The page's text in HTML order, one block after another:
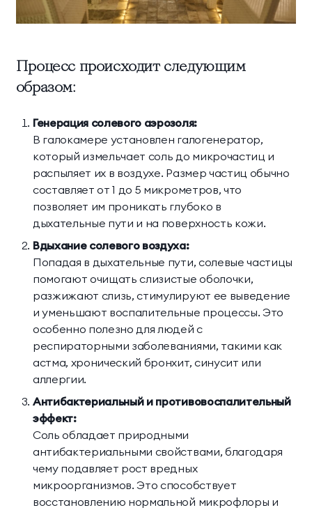
Процесс происходит следующим
образом:
Генерация солевого аэрозоля:
В галокамере установлен галогенератор,
который измельчает соль до микрочастиц и
распыляет их в воздухе. Размер частиц обычно
составляет от 1 до 5 микрометров, что
позволяет им проникать глубоко в
дыхательные пути и на поверхность кожи.
Вдыхание солевого воздуха:
Попадая в дыхательные пути, солевые частицы
помогают очищать слизистые оболочки,
разжижают слизь, стимулируют ее выведение
и уменьшают воспалительные процессы. Это
особенно полезно для людей с
респираторными заболеваниями, такими как
астма, хронический бронхит, синусит или
аллергии.
Антибактериальный и противовоспалительный
эффект:
Соль обладает природными
антибактериальными свойствами, благодаря
чему подавляет рост вредных
микроорганизмов. Это способствует
восстановлению нормальной микрофлоры и